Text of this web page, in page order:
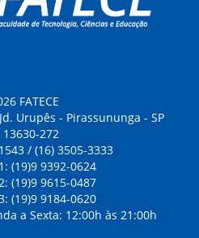
FATECE
Urupês - Pirassununga - SP
13630-272
/ (16) 3505-3333
(19)9 9392-0624
(19)9 9615-0487
(19)9 9184-0620
a Sexta: 12:00h às 21:00h